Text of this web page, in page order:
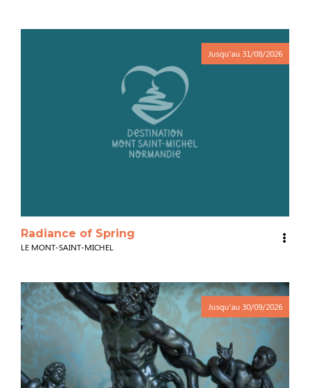
Jusqu'au 31/08/2026
Radiance of Spring
LE MONT-SAINT-MICHEL
Jusqu'au 30/09/2026